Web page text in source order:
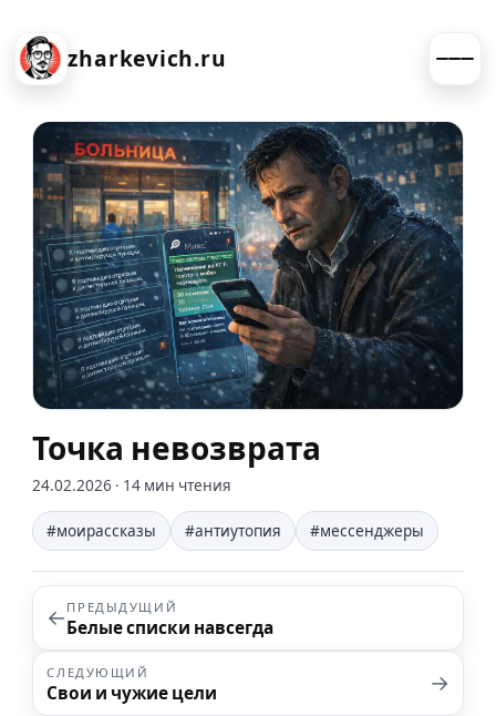
zharkevich.ru
Точка невозврата
24.02.2026 · 14 мин чтения
#моирассказы #антиутопия #мессенджеры
← ПРЕДЫДУЩИЙ
Белые списки навсегда
СЛЕДУЮЩИЙ
Свои и чужие цели →